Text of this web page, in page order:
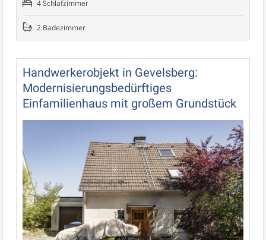
4 Schlafzimmer
2 Badezimmer
Handwerkerobjekt in Gevelsberg:
Modernisierungsbedürftiges
Einfamilienhaus mit großem Grundstück